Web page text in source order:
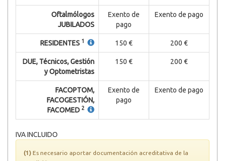
Oftalmólogos
JUBILADOS
Exento de
pago
Exento de pago
RESIDENTES 1 150 € 200 €
DUE, Técnicos, Gestión
y Optometristas
150 € 200 €
FACOPTOM,
FACOGESTIÓN,
FACOMED 2
Exento de
pago
Exento de pago
IVA INCLUIDO
(1) Es necesario aportar documentación acreditativa de la